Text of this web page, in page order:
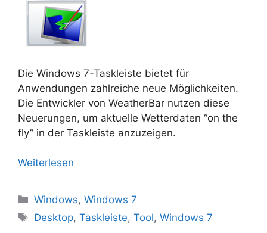
Die Windows 7-Taskleiste bietet für
Anwendungen zahlreiche neue Möglichkeiten.
Die Entwickler von WeatherBar nutzen diese
Neuerungen, um aktuelle Wetterdaten “on the
fly” in der Taskleiste anzuzeigen.
Weiterlesen
Kategorien
Windows,Windows 7
Schlagwörter
Desktop,Taskleiste,Tool,Windows 7